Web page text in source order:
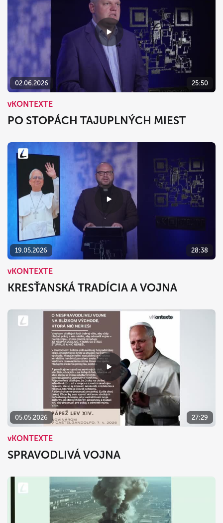
02.06.2026 25:50
vKONTEXTE
PO STOPÁCH TAJUPLNÝCH MIEST
19.05.2026 28:38
vKONTEXTE
KRESŤANSKÁ TRADÍCIA A VOJNA
05.05.2026 27:29
vKONTEXTE
SPRAVODLIVÁ VOJNA